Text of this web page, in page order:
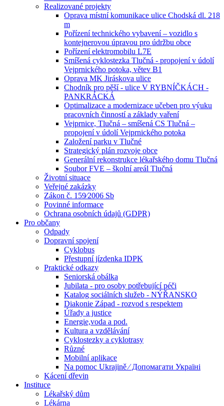
Realizované projekty
Oprava místní komunikace ulice Chodská dl. 218
m
Pořízení technického vybavení – vozidlo s
kontejnerovou úpravou pro údržbu obce
Pořízení elektromobilu L7E
Smíšená cyklostezka Tlučná - propojení v údolí
Vejprnického potoka, větev B1
Oprava MK Jiráskova ulice
Chodník pro pěší - ulice V RYBNÍČKÁCH -
PANKRÁCKÁ
Optimalizace a modernizace učeben pro výuku
pracovních činností a základy vaření
Vejprnice, Tlučná – smíšená CS Tlučná –
propojení v údolí Vejprnického potoka
Založení parku v Tlučné
Strategický plán rozvoje obce
Generální rekonstrukce lékařského domu Tlučná
Soubor FVE – školní areál Tlučná
Životní situace
Veřejné zakázky
Zákon č. 159⁄2006 Sb
Povinné informace
Ochrana osobních údajů (GDPR)
Pro občany
Odpady
Dopravní spojení
Cyklobus
Přestupní jízdenka IDPK
Praktické odkazy
Seniorská obálka
Jubilata - pro osoby potřebující péči
Katalog sociálních služeb - NÝŘANSKO
Diakonie Západ - rozvod s respektem
Úřady a justice
Energie,voda a pod.
Kultura a vzdělávání
Cyklostezky a cyklotrasy
Různé
Mobilní aplikace
Na pomoc Ukrajině ⁄ Допомагати Україні
Kácení dřevin
Instituce
Lékařský dům
Lékárna